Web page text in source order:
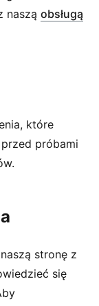
naszą obsługą
które
próbami
stronę z
się